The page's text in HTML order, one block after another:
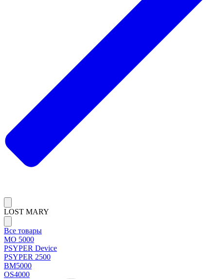
LOST MARY
Все товары
MO 5000
PSYPER Device
PSYPER 2500
BM5000
OS4000